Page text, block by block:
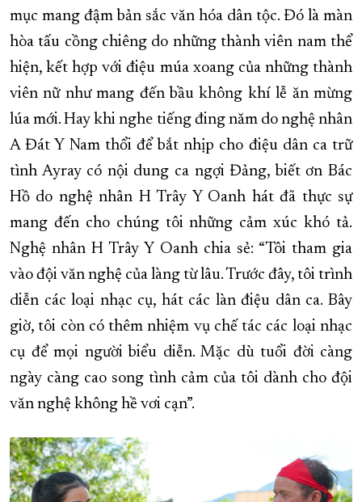
mục mang đậm bản sắc văn hóa dân tộc. Đó là màn
hòa tấu cồng chiêng do những thành viên nam thể
hiện, kết hợp với điệu múa xoang của những thành
viên nữ như mang đến bầu không khí lễ ăn mừng
lúa mới. Hay khi nghe tiếng đing năm do nghệ nhân
A Đát Y Nam thổi để bắt nhịp cho điệu dân ca trữ
tình Ayray có nội dung ca ngợi Đảng, biết ơn Bác
Hồ do nghệ nhân H Trây Y Oanh hát đã thực sự
mang đến cho chúng tôi những cảm xúc khó tả.
Nghệ nhân H Trây Y Oanh chia sẻ: “Tôi tham gia
vào đội văn nghệ của làng từ lâu. Trước đây, tôi trình
diễn các loại nhạc cụ, hát các làn điệu dân ca. Bây
giờ, tôi còn có thêm nhiệm vụ chế tác các loại nhạc
cụ để mọi người biểu diễn. Mặc dù tuổi đời càng
ngày càng cao song tình cảm của tôi dành cho đội
văn nghệ không hề vơi cạn”.